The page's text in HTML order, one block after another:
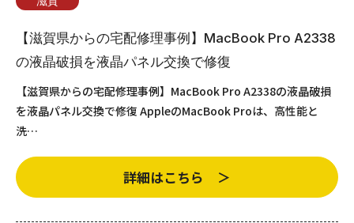
【滋賀県からの宅配修理事例】MacBook Pro A2338
の液晶破損を液晶パネル交換で修復
【滋賀県からの宅配修理事例】MacBook Pro A2338の液晶破損
を液晶パネル交換で修復 AppleのMacBook Proは、高性能と
洗…
詳細はこちら ＞